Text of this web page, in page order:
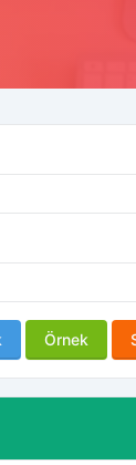
Örnek